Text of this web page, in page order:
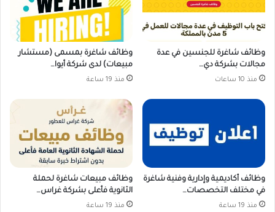
وظائف شاغرة للجنسين في عدة
مجالات بشركة دي…
منذ 10 ساعات
وظائف شاغرة بمسمى (مستشار
مبيعات) لدى شركة أيوا…
منذ 19 ساعة
وظائف أكاديمية وإدارية وفنية شاغرة
في مختلف التخصصات…
منذ 19 ساعة
وظائف مبيعات شاغرة لحملة
الثانوية فأعلى بشركة غراس…
منذ 19 ساعة